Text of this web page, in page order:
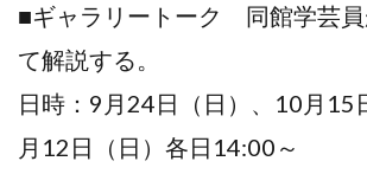
■ギャラリートーク 同館学芸員
て解説する。
日時：9月24日（日）、10月15
月12日（日）各日14:00～